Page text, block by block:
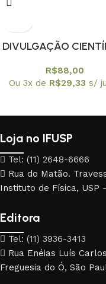
DIVULGAÇÃO
R$88,00
Ou 3x de R$29,33 s/
Loja no IFUSP
Tel: (11) 2648-6666
Rua do Matão.
Instituto de Física, USP
Editora
Tel: (11) 3936-3413
Rua Enéias Luís
Freguesia do Ó, São